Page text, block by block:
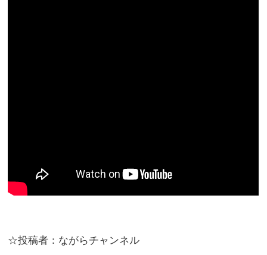
☆投稿者：ながらチャンネル